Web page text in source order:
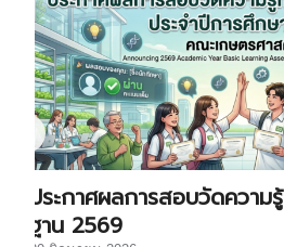
ประกาศผลการสอบวัดความ
ฐาน 2569